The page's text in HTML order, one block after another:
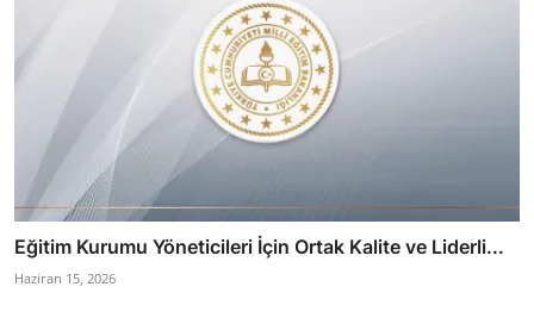
Eğitim Kurumu Yöneticileri İçin Ortak Kalite ve Liderli...
Haziran 15, 2026